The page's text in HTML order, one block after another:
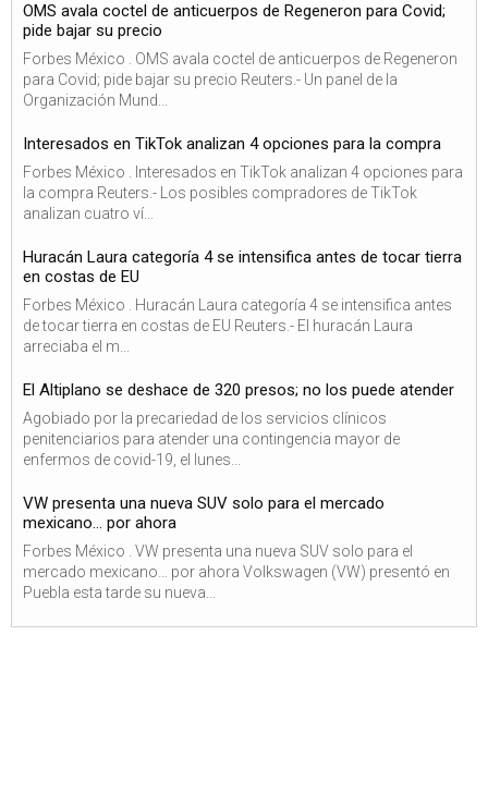
OMS avala coctel de anticuerpos de Regeneron para Covid;
pide bajar su precio
Forbes México . OMS avala coctel de anticuerpos de Regeneron
para Covid; pide bajar su precio Reuters.- Un panel de la
Organización Mund...
Interesados en TikTok analizan 4 opciones para la compra
Forbes México . Interesados en TikTok analizan 4 opciones para
la compra Reuters.- Los posibles compradores de TikTok
analizan cuatro ví...
Huracán Laura categoría 4 se intensifica antes de tocar tierra
en costas de EU
Forbes México . Huracán Laura categoría 4 se intensifica antes
de tocar tierra en costas de EU Reuters.- El huracán Laura
arreciaba el m...
El Altiplano se deshace de 320 presos; no los puede atender
Agobiado por la precariedad de los servicios clínicos
penitenciarios para atender una contingencia mayor de
enfermos de covid-19, el lunes...
VW presenta una nueva SUV solo para el mercado
mexicano… por ahora
Forbes México . VW presenta una nueva SUV solo para el
mercado mexicano… por ahora Volkswagen (VW) presentó en
Puebla esta tarde su nueva...